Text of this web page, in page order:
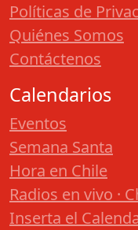
Políticas de
Quiénes Somos
Contáctenos
Calendarios
Eventos
Semana Santa
Hora en Chile
Radios en vivo ·
Inserta el